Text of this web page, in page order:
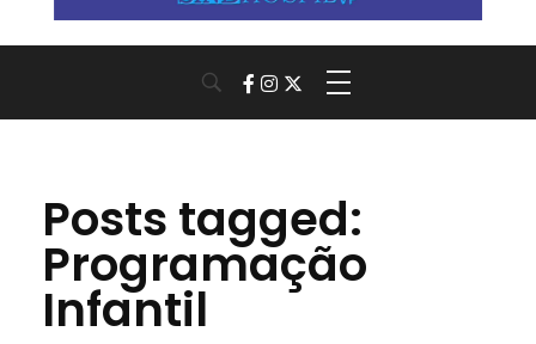
Posts tagged:
Programação
Infantil